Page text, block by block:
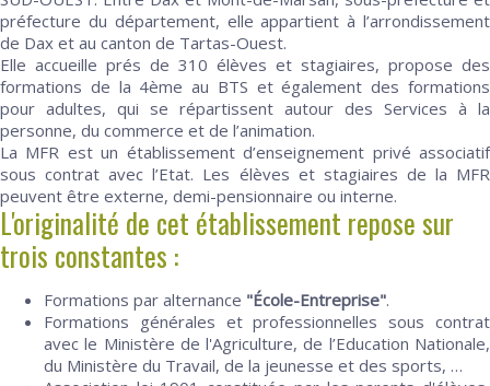
préfecture du département, elle appartient à l’arrondissement
de Dax et au canton de Tartas-Ouest.
Elle accueille prés de 310 élèves et stagiaires, propose des
formations de la 4ème au BTS et également des formations
pour adultes, qui se répartissent autour des Services à la
personne, du commerce et de l’animation.
La MFR est un établissement d’enseignement privé associatif
sous contrat avec l’Etat. Les élèves et stagiaires de la MFR
peuvent être externe, demi-pensionnaire ou interne.
L'originalité de cet établissement repose sur
trois constantes :
Formations par alternance "École-Entreprise".
Formations générales et professionnelles sous contrat
avec le Ministère de l'Agriculture, de l’Education Nationale,
du Ministère du Travail, de la jeunesse et des sports, …